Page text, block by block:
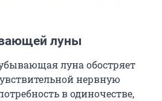
луны
луна обостряет
нервную
в одиночестве,